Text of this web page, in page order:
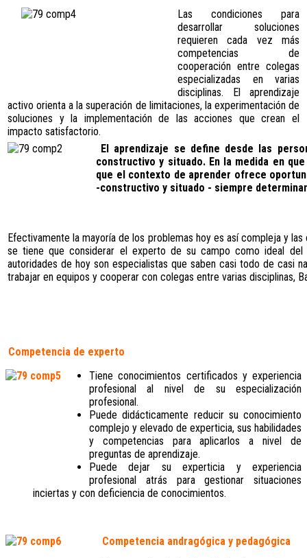
Las condiciones para
desarrollar soluciones
requieren cada vez más
competencias de
cooperación entre colegas
especializadas en varias
disciplinas. El aprendizaje
activo orienta a la superación de limitaciones, la experimentación de
soluciones y la implementación de las acciones que crean el
impacto satisfactorio.
El aprendizaje se define desde las
constructivo y situado. En la medida en
que el contexto de aprender ofrece
-constructivo y situado - siempre
Efectivamente la mayoría de los problemas hoy es así compleja y
se tiene que considerar el experto de su campo como ideal
autoridades de hoy son especialistas que saben casi todo de casi
trabajar en equipos y cooperar con colegas entre varias disciplinas,
Competencia de experto
Tiene conocimientos certificados y experiencia
profesional al nivel de su especialización
profesional.
Puede didácticamente reducir su conocimiento
complejo y elevado de experticia, sus habilidades
y competencias para aplicarlos a nivel de
preguntas de aprendizaje.
Puede dejar su experticia y experiencia
profesional atrás para gestionar situaciones
inciertas y con deficiencia de conocimientos.
Competencia andragógica y pedagógica